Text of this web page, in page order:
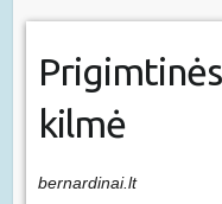
kilmė
bernardinai.lt